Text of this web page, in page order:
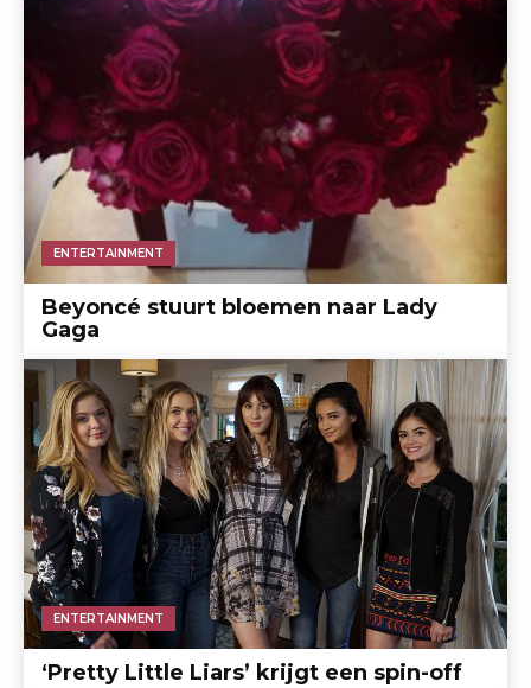
ENTERTAINMENT
Beyoncé stuurt bloemen naar Lady
Gaga
ENTERTAINMENT
‘Pretty Little Liars’ krijgt een spin-off